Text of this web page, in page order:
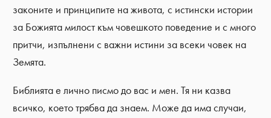
законите и принципите на живота, с истински истории
за Божията милост към човешкото поведение и с много
притчи, изпълнени с важни истини за всеки човек на
Земята.
Библията е лично писмо до вас и мен. Тя ни казва
всичко, което трябва да знаем. Може да има случаи,